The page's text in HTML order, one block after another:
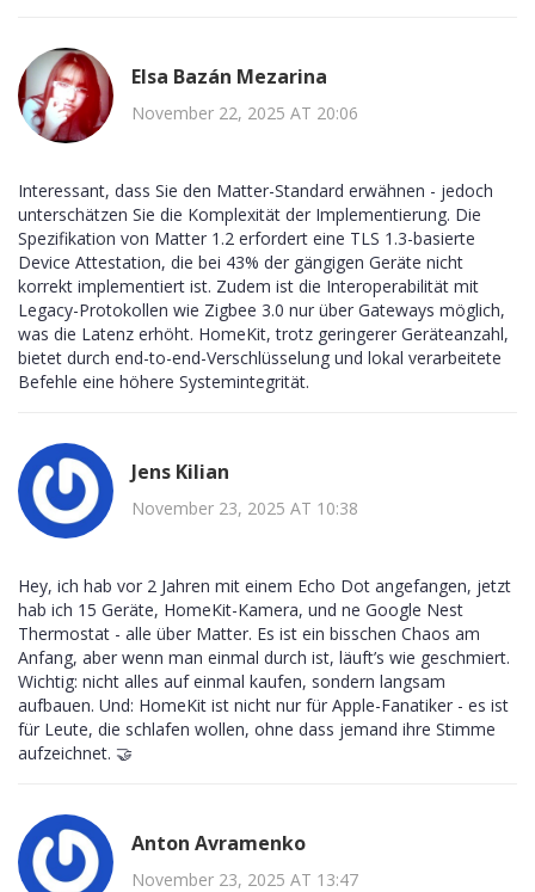
Elsa Bazán Mezarina
November 22, 2025 AT 20:06
Interessant, dass Sie den Matter-Standard erwähnen - jedoch
unterschätzen Sie die Komplexität der Implementierung. Die
Spezifikation von Matter 1.2 erfordert eine TLS 1.3-basierte
Device Attestation, die bei 43% der gängigen Geräte nicht
korrekt implementiert ist. Zudem ist die Interoperabilität mit
Legacy-Protokollen wie Zigbee 3.0 nur über Gateways möglich,
was die Latenz erhöht. HomeKit, trotz geringerer Geräteanzahl,
bietet durch end-to-end-Verschlüsselung und lokal verarbeitete
Befehle eine höhere Systemintegrität.
Jens Kilian
November 23, 2025 AT 10:38
Hey, ich hab vor 2 Jahren mit einem Echo Dot angefangen, jetzt
hab ich 15 Geräte, HomeKit-Kamera, und ne Google Nest
Thermostat - alle über Matter. Es ist ein bisschen Chaos am
Anfang, aber wenn man einmal durch ist, läuft’s wie geschmiert.
Wichtig: nicht alles auf einmal kaufen, sondern langsam
aufbauen. Und: HomeKit ist nicht nur für Apple-Fanatiker - es ist
für Leute, die schlafen wollen, ohne dass jemand ihre Stimme
aufzeichnet. 🤝
Anton Avramenko
November 23, 2025 AT 13:47